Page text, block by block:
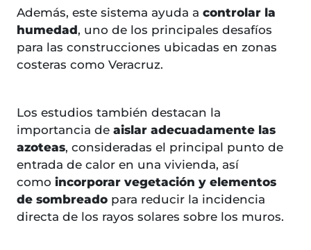
Además, este sistema ayuda a controlar la
humedad, uno de los principales desafíos
para las construcciones ubicadas en zonas
costeras como Veracruz.
Los estudios también destacan la
importancia de aislar adecuadamente las
azoteas, consideradas el principal punto de
entrada de calor en una vivienda, así
como incorporar vegetación y elementos
de sombreado para reducir la incidencia
directa de los rayos solares sobre los muros.